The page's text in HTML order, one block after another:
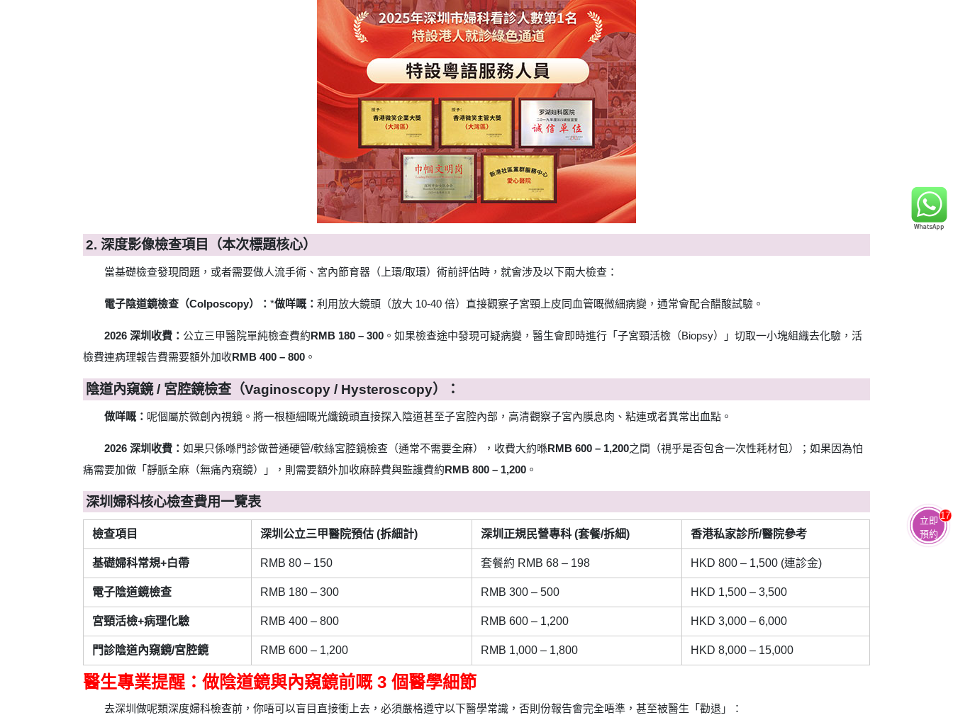
2. 深度影像檢查項目（本次標題核心）
當基礎檢查發現問題，或者需要做人流手術、宮內節育器（上環/取環）術前評估時，就會涉及以下兩大檢查：
電子陰道鏡檢查（Colposcopy）： *做咩嘅： 利用放大鏡頭（放大 10-40 倍）直接觀察子宮頸上皮同血管嘅微細病變，通常會配合醋酸試驗。
2026 深圳收費： 公立三甲醫院單純檢查費約RMB 180 – 300 。如果檢查途中發現可疑病變，醫生會即時進行「子宮頸活檢（Biopsy）」切取一小塊組織去化驗，活
檢費連病理報告費需要額外加收RMB 400 – 800 。
陰道內窺鏡 / 宮腔鏡檢查（Vaginoscopy / Hysteroscopy）：
做咩嘅： 呢個屬於微創內視鏡。將一根極細嘅光纖鏡頭直接探入陰道甚至子宮腔內部，高清觀察子宮內膜息肉、粘連或者異常出血點。
2026 深圳收費： 如果只係喺門診做普通硬管/軟絲宮腔鏡檢查（通常不需要全麻），收費大約喺RMB 600 – 1,200之間（視乎是否包含一次性耗材包）；如果因為怕
痛需要加做「靜脈全麻（無痛內窺鏡）」，則需要額外加收麻醉費與監護費約RMB 800 – 1,200 。
深圳婦科核心檢查費用一覽表
檢查項目 深圳公立三甲醫院預估 (拆細計) 深圳正規民營專科 (套餐/拆細) 香港私家診所/醫院參考
基礎婦科常規+白帶 RMB 80 – 150 套餐約 RMB 68 – 198 HKD 800 – 1,500 (連診金)
電子陰道鏡檢查 RMB 180 – 300 RMB 300 – 500 HKD 1,500 – 3,500
宮頸活檢+病理化驗 RMB 400 – 800 RMB 600 – 1,200 HKD 3,000 – 6,000
門診陰道內窺鏡/宮腔鏡 RMB 600 – 1,200 RMB 1,000 – 1,800 HKD 8,000 – 15,000
醫生專業提醒：做陰道鏡與內窺鏡前嘅 3 個醫學細節
去深圳做呢類深度婦科檢查前，你唔可以盲目直接衝上去，必須嚴格遵守以下醫學常識，否則份報告會完全唔準，甚至被醫生「勸退」：
立即
預約
17